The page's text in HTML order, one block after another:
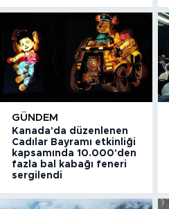
GÜNDEM
Kanada'da düzenlenen
Cadılar Bayramı etkinliği
kapsamında 10.000'den
fazla bal kabağı feneri
sergilendi